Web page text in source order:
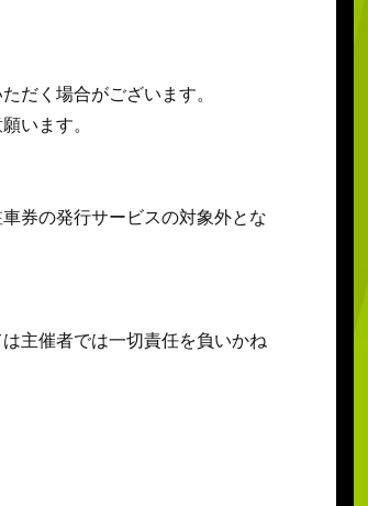
だく場合がございます。
います。
券の発行サービスの対象外とな
主催者では一切責任を負いかね